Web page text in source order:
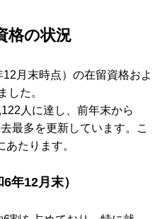
格の状況
月末時点）の在留資格およ
した。
人に達し、前年末から
最多を更新しています。こ
たります。
年12月末）